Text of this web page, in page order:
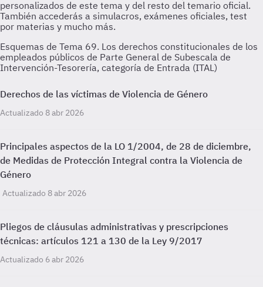
Esquemas de Tema 69. Los derechos constitucionales de los
empleados públicos de Parte General de Subescala de
Intervención-Tesorería, categoría de Entrada (ITAL)
Derechos de las víctimas de Violencia de Género
Actualizado 8 abr 2026
Principales aspectos de la LO 1/2004, de 28 de diciembre,
de Medidas de Protección Integral contra la Violencia de
Género
Actualizado 8 abr 2026
Pliegos de cláusulas administrativas y prescripciones
técnicas: artículos 121 a 130 de la Ley 9/2017
Actualizado 6 abr 2026